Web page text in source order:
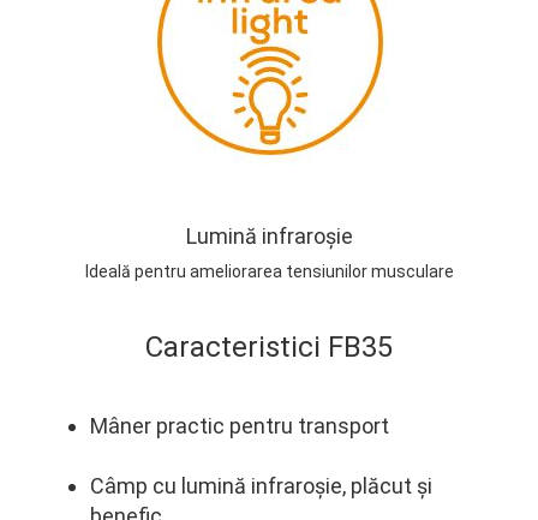
Lumină infraroșie
Ideală pentru ameliorarea tensiunilor musculare
Caracteristici FB35
Mâner practic pentru transport
Câmp cu lumină infraroșie, plăcut și